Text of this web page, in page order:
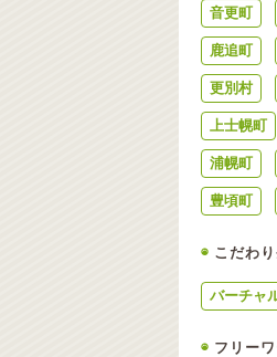
音更町
鹿追町
更別村
上士幌町
浦幌町
豊頃町
◉ こだわ
バーチャ
◉ フリー